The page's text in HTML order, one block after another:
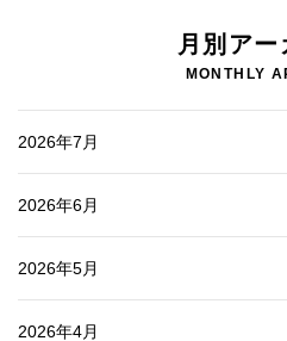
月別アー
MONTHLY
2026年7月
2026年6月
2026年5月
2026年4月